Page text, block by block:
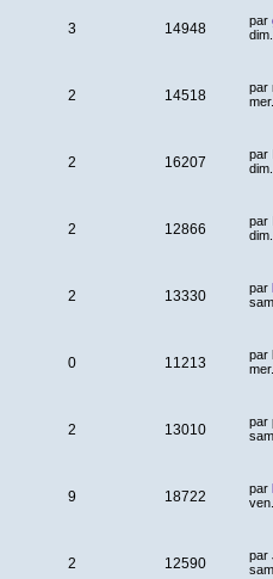
3 14948 par
2 14518 par
2 16207 par
2 12866 par
2 13330 par
0 11213 par
2 13010 par
9 18722 par
2 12590 par